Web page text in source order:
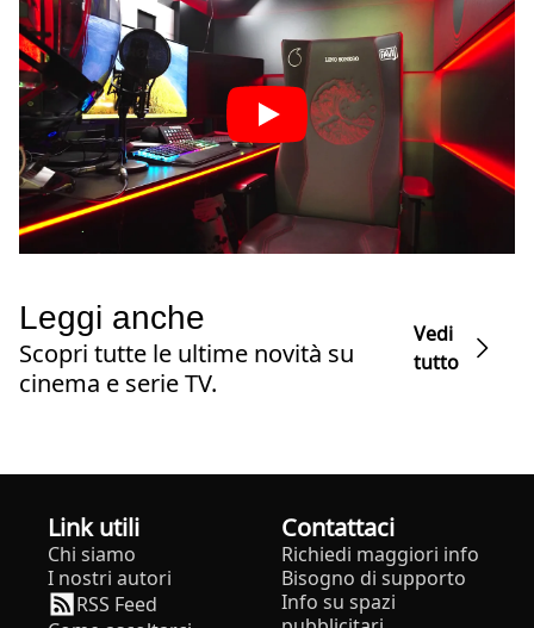
Leggi anche
Scopri tutte le ultime novità su
cinema e serie TV.
Vedi
tutto
Link utili
Chi siamo
I nostri autori
RSS Feed
Contattaci
Richiedi maggiori info
Bisogno di supporto
Info su spazi